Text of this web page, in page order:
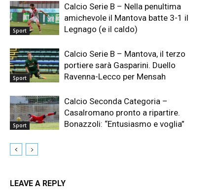
Sport
Calcio Serie B – Nella penultima
amichevole il Mantova batte 3-1 il
Legnago (e il caldo)
Sport
Calcio Serie B – Mantova, il terzo
portiere sarà Gasparini. Duello
Ravenna-Lecco per Mensah
Sport
Calcio Seconda Categoria –
Casalromano pronto a ripartire.
Bonazzoli: “Entusiasmo e voglia”
LEAVE A REPLY